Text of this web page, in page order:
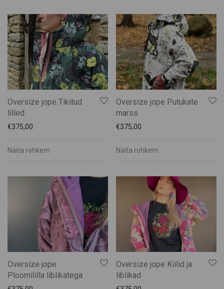
Oversize jope Tikitud
lilled
€375,00
Näita rohkem
Oversize jope Putukate
marss
€375,00
Näita rohkem
Oversize jope
Ploomililla liblikatega
Oversize jope Kiilid ja
liblikad